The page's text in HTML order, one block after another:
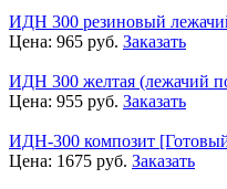
ИДН 300 резиновый
Цена: 965 руб. Заказать
ИДН 300 желтая (лежачий
Цена: 955 руб. Заказать
ИДН-300 композит
Цена: 1675 руб. Заказать